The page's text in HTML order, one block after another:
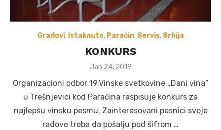
Gradovi, Istaknuto, Paraćin, Servis, Srbija
KONKURS
Posted
Jan 24, 2019
Organizacioni odbor 19.Vinske svetkovine „Dani vina“
u Trešnjevici kod Paraćina raspisuje konkurs za
najlepšu vinsku pesmu. Zainteresovani pesnici svoje
radove treba da pošalju pod šifrom …